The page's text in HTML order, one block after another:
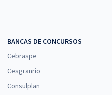
BANCAS DE CONCURSOS
Cebraspe
Cesgranrio
Consulplan